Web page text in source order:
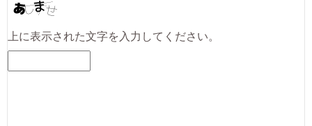
上に表示された文字を入力してください。